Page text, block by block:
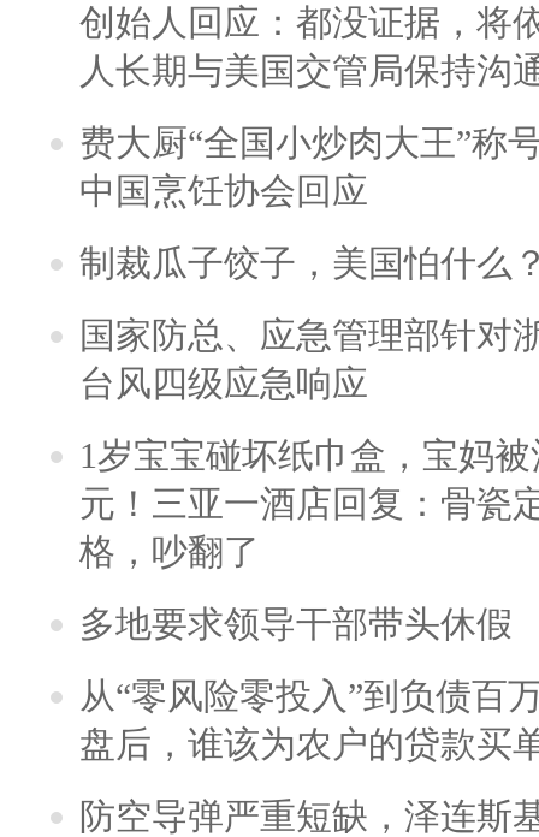
创始人回应：都没证据，将
人长期与美国交管局保持沟
费大厨“全国小炒肉大王”称
中国烹饪协会回应
制裁瓜子饺子，美国怕什么
国家防总、应急管理部针对
台风四级应急响应
1岁宝宝碰坏纸巾盒，宝妈
元！三亚一酒店回复：骨瓷
格，吵翻了
多地要求领导干部带头休假
从“零风险零投入”到负债百
盘后，谁该为农户的贷款买
防空导弹严重短缺，泽连斯